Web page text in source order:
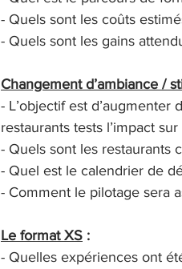
- Quels sont les coûts
- Quels sont les gains
Changement d’ambiance /
- L’objectif est d’augmenter
restaurants tests l’impact
- Quels sont les restaurants
- Quel est le calendrier de
- Comment le pilotage sera
Le format XS :
- Quelles expériences ont